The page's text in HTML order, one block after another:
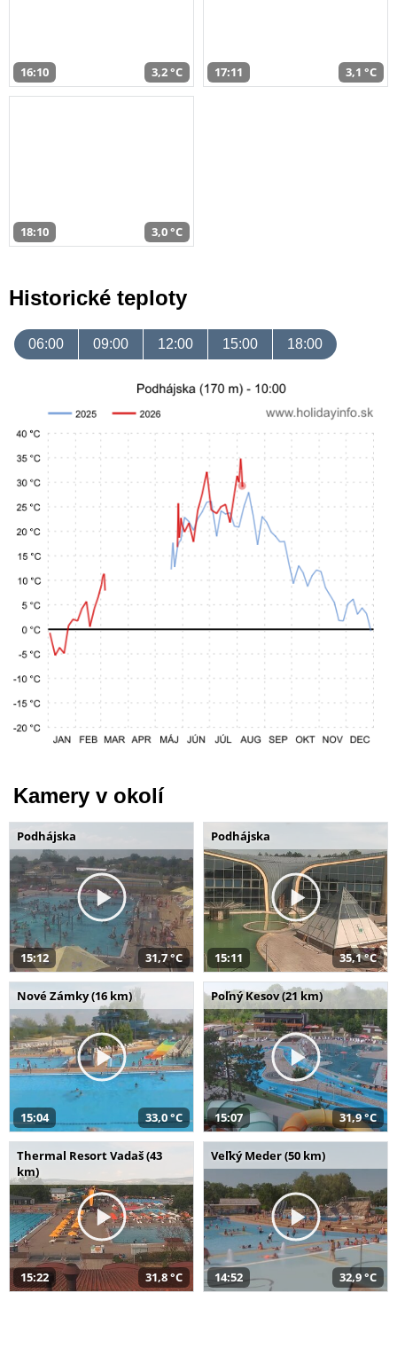
16:10 3,2 °C 17:11 3,1 °C
18:10 3,0 °C
Historické teploty
06:00 09:00 12:00 15:00 18:00
Kamery v okolí
Podhájska
15:12 31,7 °C
Podhájska
15:11 35,1 °C
Nové Zámky (16 km)
15:04 33,0 °C
Poľný Kesov (21 km)
15:07 31,9 °C
Thermal Resort Vadaš (43
km)
15:22 31,8 °C
Veľký Meder (50 km)
14:52 32,9 °C